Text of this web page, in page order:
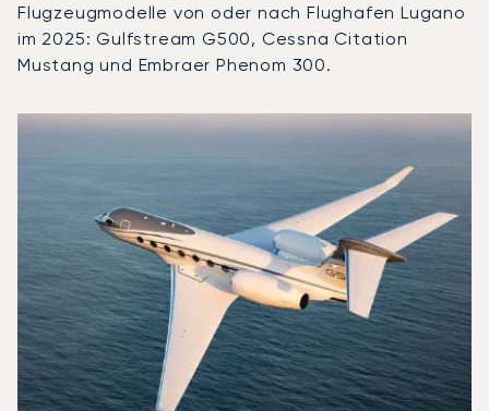
Flugzeugmodelle von oder nach Flughafen Lugano
im 2025: Gulfstream G500, Cessna Citation
Mustang und Embraer Phenom 300.
Foto des Flugzeugs
Flugzeugmodell